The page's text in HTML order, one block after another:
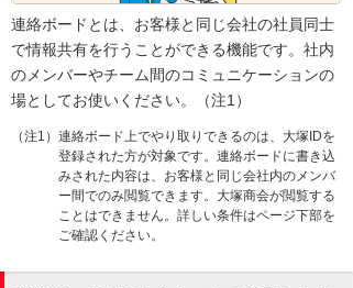
連絡ボードとは、お客様と同じ会社の社員同士
で情報共有を行うことができる機能です。社内
のメンバーやチーム間のコミュニケーションの
場としてお使いください。（注1）
（注1）連絡ボード上でやり取りできるのは、大塚IDを
登録された方が対象です。連絡ボードに書き込
みされた内容は、お客様と同じ会社内のメンバ
ー間でのみ閲覧できます。大塚商会が閲覧する
ことはできません。詳しい条件はページ下部を
ご確認ください。